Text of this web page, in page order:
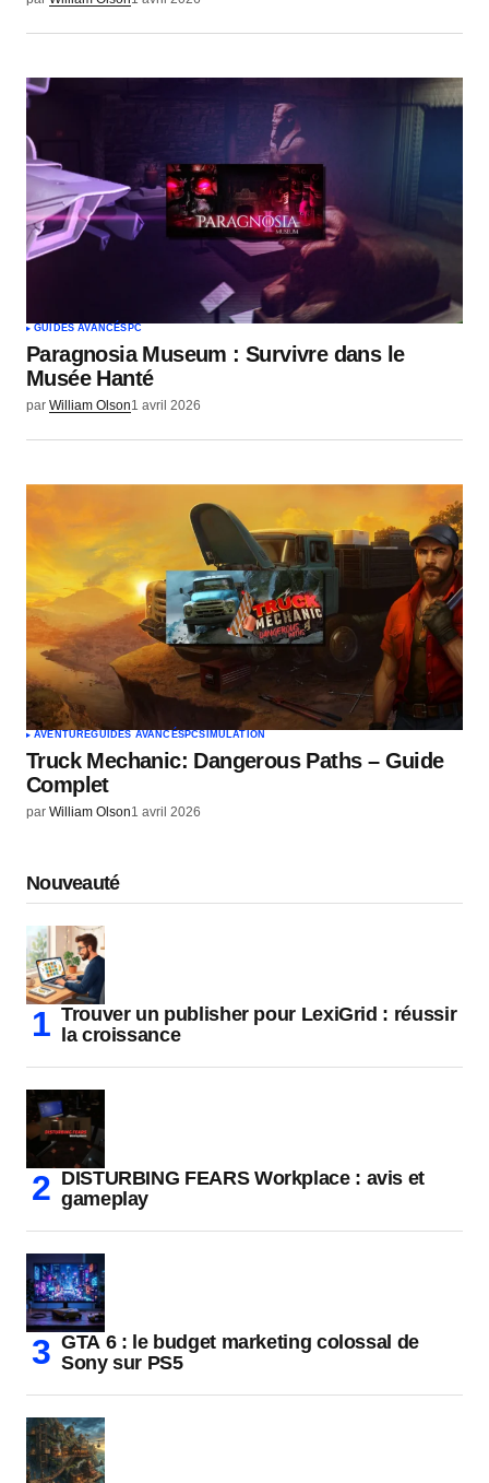
GUIDES AVANCÉS PC
Paragnosia Museum : Survivre dans le
Musée Hanté
par William Olson1 avril 2026
AVENTUREGUIDES AVANCÉSPCSIMULATION
Truck Mechanic: Dangerous Paths – Guide
Complet
par William Olson1 avril 2026
Nouveauté
Trouver un publisher pour LexiGrid : réussir
la croissance
DISTURBING FEARS Workplace : avis et
gameplay
GTA 6 : le budget marketing colossal de
Sony sur PS5